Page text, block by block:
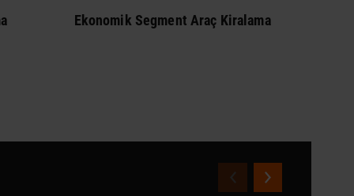
Ekonomik Segment Araç Kiralama